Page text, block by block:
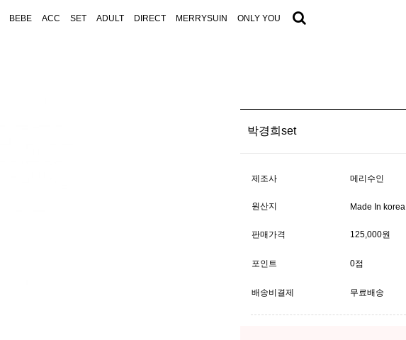
ONLY YOU
MERRYSUIN
DIRECT
ADULT
SET
ACC
BEBE
박경희set
제조사 메리수인
원산지 Made In korea
판매가격 125,000원
포인트 0점
배송비결제 무료배송